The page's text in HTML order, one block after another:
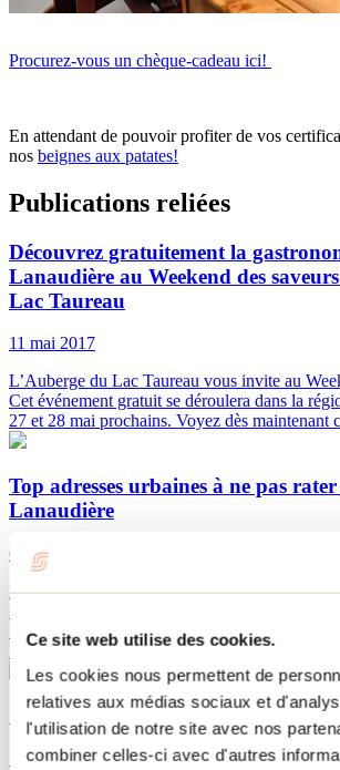
Ce site web utilise des cookies.
Les cookies nous permettent de
relatives aux médias sociaux et
l'utilisation de notre site avec nos
combiner celles-ci avec d'autres
Procurez-vous un chèque-cadeau ici!
En attendant de pouvoir profiter de vos
nos beignes aux patates!
Publications reliées
Découvrez gratuitement la
Lanaudière au Weekend des
Lac Taureau
11 mai 2017
L’Auberge du Lac Taureau vous invite au
Cet événement gratuit se déroulera dans la
27 et 28 mai prochains. Voyez dès maintenant
Top adresses urbaines à ne pas
Lanaudière
09 novembre 2015
Elles sont citadines, branchées tant sur leur
l’actualité, pleines de vie et accessibles en
Montréal, sans parler qu’elles sont à quelques
lanaudoise à couper le souffle. Voilà, c’est dit! Il
Quand l'oie est d'or
11 juillet 2012